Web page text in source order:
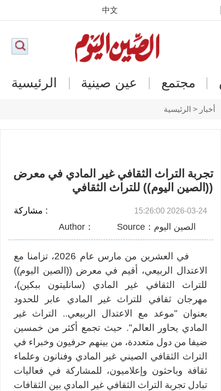
中文
الرئيسية عين صينية مجتمع
أخبار < الرئيسية
تجربة التراث الثقافي غير المادي في معرض
((الصين اليوم)) للتراث الثقافي
: مشاركة 2026-03-24 15:26:00
الصين اليوم：Source ：Author
في العشرين من مارس عام 2026، تزامنا مع
الاعتدال الربيعي، أقيم في معرض ((الصين اليوم))
للتراث الثقافي غير المادي (سانليتون ببكين)،
مهرجان ثقافي للتراث غير المادي عابر للحدود
بعنوان "موعد مع الاعتدال الربيعي.. التراث غير
المادي يحاور العالم". حيث تجمع أكثر من خمسين
ضيفا من دول متعددة، من بينهم حرفيون وخبراء في
التراث الثقافي الصيني غير المادي وفنانون وعلماء
ثقافة وباحثون وإعلاميون، للمشاركة في فعاليات
تبادل تجربة التراث الثقافي غير المادي بين الثقافات